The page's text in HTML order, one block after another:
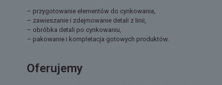
– przygotowanie elementów do cynkowania,
– zawieszanie i zdejmowanie detali z linii,
– obróbka detali po cynkowaniu,
– pakowanie i kompletacja gotowych produktów.
Oferujemy